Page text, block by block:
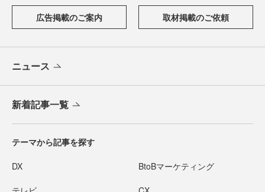
広告掲載のご案内 取材掲載のご依頼
ニュース
新着記事一覧
テーマから記事を探す
DX BtoBマーケティング